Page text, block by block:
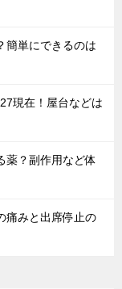
簡単にできるのは
現在！屋台などは
薬？副作用など体
痛みと出席停止の